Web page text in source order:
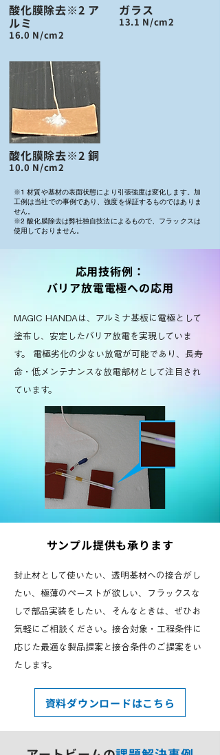
酸化膜除去※2 ア
ルミ
16.0 N/cm2
酸化膜除去※2 銅
10.0 N/cm2
ガラス
13.1 N/cm2
※1 材質や基材の表面状態により引張強度は変化します。加
工例は当社での事例であり、強度を保証するものではありま
せん。
※2 酸化膜除去は弊社独自技法によるもので、フラックスは
使用しておりません。
応用技術例：
バリア放電電極への応用
MAGIC HANDAは、アルミナ基板に電極として
塗布し、安定したバリア放電を実現していま
す。 電極劣化の少ない放電が可能であり、長寿
命・低メンテナンスな放電部材として注目され
ています。
サンプル提供も承ります
封止材として使いたい、透明基材への接合がし
たい、極薄のペーストが欲しい、フラックスな
しで部品実装をしたい、そんなときは、ぜひお
気軽にご相談ください。接合対象・工程条件に
応じた最適な製品提案と接合条件のご提案をい
たします。
資料ダウンロードはこちら